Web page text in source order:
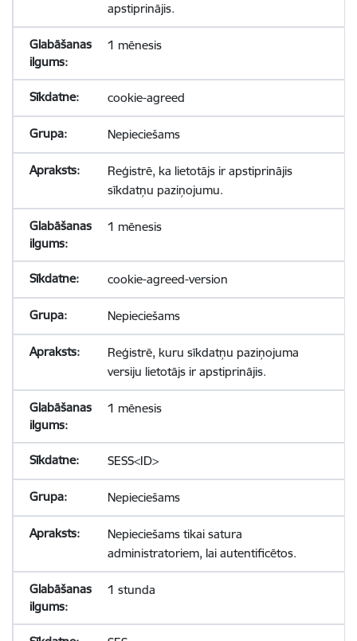
apstiprinājis.
1 mēnesis
cookie-agreed
Nepieciešams
Reģistrē, ka lietotājs ir apstiprinājis
sīkdatņu paziņojumu.
1 mēnesis
cookie-agreed-version
Nepieciešams
Reģistrē, kuru sīkdatņu paziņojuma
versiju lietotājs ir apstiprinājis.
1 mēnesis
SESS<ID>
Nepieciešams
Nepieciešams tikai satura
administratoriem, lai autentificētos.
1 stunda